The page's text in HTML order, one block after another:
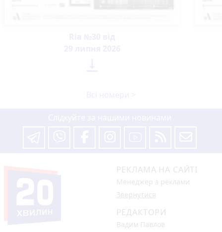
РЕКЛАМА НА САЙТІ
Менеджер з реклами
Звернутися
РЕДАКТОРИ
Вадим Павлов